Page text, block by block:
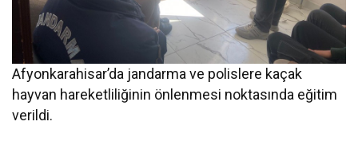
Afyonkarahisar’da jandarma ve polislere kaçak
hayvan hareketliliğinin önlenmesi noktasında eğitim
verildi.